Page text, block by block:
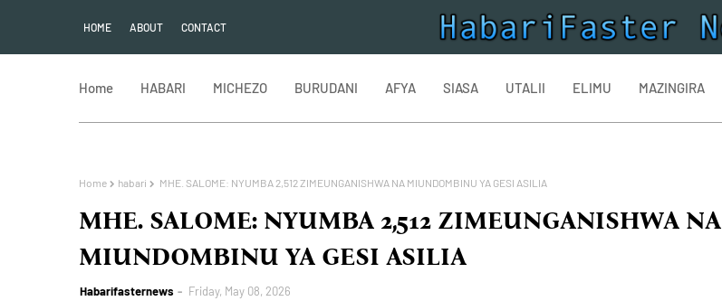
HOME ABOUT CONTACT
Home HABARI MICHEZO BURUDANI AFYA SIASA UTALII ELIMU MAZINGIRA
Home habari MHE. SALOME: NYUMBA 2,512 ZIMEUNGANISHWA NA MIUNDOMBINU YA GESI ASILIA
MHE. SALOME: NYUMBA 2,512 ZIMEUNGANISHWA NA
MIUNDOMBINU YA GESI ASILIA
Habarifasternews Friday, May 08, 2026